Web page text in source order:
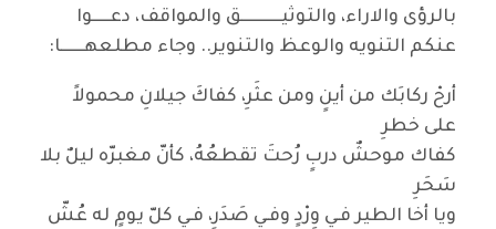
بالرؤى والاراء، والتوثيــــــــــــق والمواقف، دعـــــوا
عنكم التنويه والوعظ والتنوير.. وجاء مطلعهـــــــا:
أرحْ ركابَك من أينٍ ومن عثَرِ، كفاكَ جيلانِ محمولاً
على خطرِ
كفاك موحشٌ دربٍ رُحتَ تقطعُهُ، كأنّ مغبرّه ليلٌ بلا
سَحَرِ
ويا أخا الطير فـي وِرْدٍ وفـي صَدَرٍ، فـي كلّ يومٍ له عُشّ